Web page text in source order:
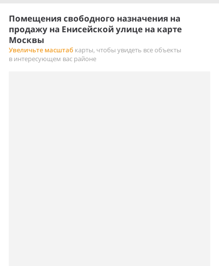
Помещения свободного назначения на
продажу на Енисейской улице на карте
Москвы
Увеличьте масштаб карты, чтобы увидеть все объекты
в интересующем вас районе